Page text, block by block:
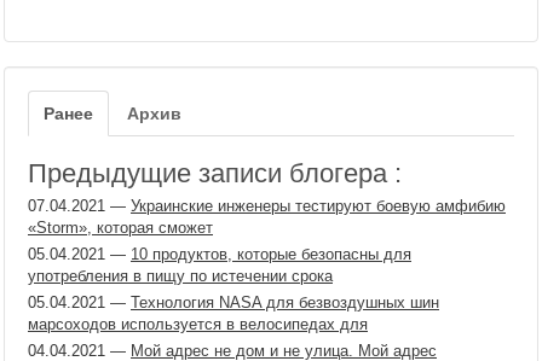
Ранее Архив
Предыдущие записи блогера :
07.04.2021 — Украинские инженеры тестируют боевую амфибию
«Storm», которая сможет
05.04.2021 — 10 продуктов, которые безопасны для
употребления в пищу по истечении срока
05.04.2021 — Технология NASA для безвоздушных шин
марсоходов используется в велосипедах для
04.04.2021 — Мой адрес не дом и не улица. Мой адрес